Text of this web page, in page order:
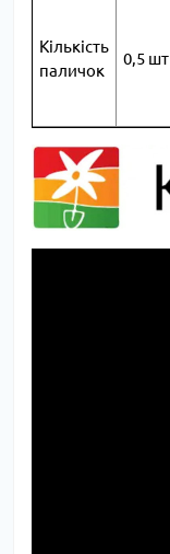
Кількість
паличок
0,5 шт